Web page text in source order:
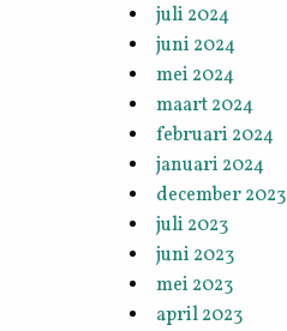
juli 2024
juni 2024
mei 2024
maart 2024
februari 2024
januari 2024
december 2023
juli 2023
juni 2023
mei 2023
april 2023